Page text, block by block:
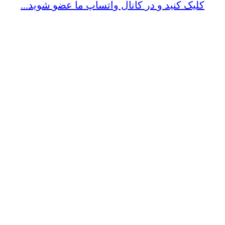
کلیک کنید و در کانال واتساپ ما عضو شوید...